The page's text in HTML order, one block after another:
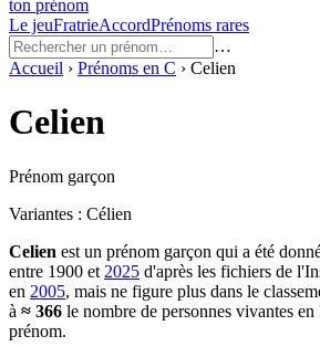
ton prénom
Le jeuFratrieAccordPrénoms rares
…
Accueil › Prénoms en C › Celien
Celien
Prénom garçon
Variantes : Célien
Celien est un prénom garçon qui a été
entre 1900 et 2025 d'après les fichiers de
en 2005, mais ne figure plus dans le
à ≈ 366 le nombre de personnes vivantes
prénom.